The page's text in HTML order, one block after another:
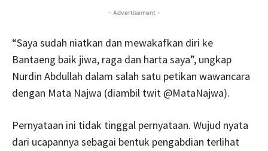
- Advertisement -
“Saya sudah niatkan dan mewakafkan diri ke
Bantaeng baik jiwa, raga dan harta saya”, ungkap
Nurdin Abdullah dalam salah satu petikan wawancara
dengan Mata Najwa (diambil twit @MataNajwa).
Pernyataan ini tidak tinggal pernyataan. Wujud nyata
dari ucapannya sebagai bentuk pengabdian terlihat